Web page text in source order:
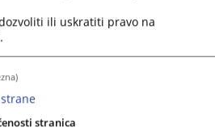
ili uskratiti pravo na
stranica